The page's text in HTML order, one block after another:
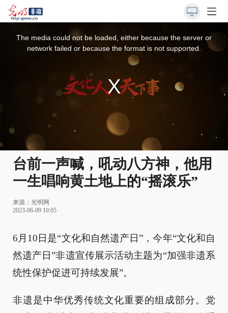
The media could not be loaded, either because the server or
network failed or because the format is not supported.
台前一声喊，吼动八方神，他用
一生唱响黄土地上的“摇滚乐”
来源： 光明网
2023-06-09 10:05
6月10日是“文化和自然遗产日”，今年“文化和自
然遗产日”非遗宣传展示活动主题为“加强非遗系
统性保护促进可持续发展”。
非遗是中华优秀传统文化重要的组成部分。党